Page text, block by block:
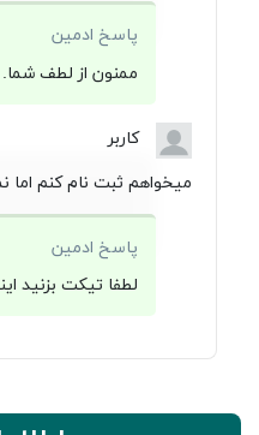
پاسخ ادمین
ممنون از لطف
کاربر
میخواهم ثبت نام کنم اما
پاسخ ادمین
لطفا تیکت بزنید